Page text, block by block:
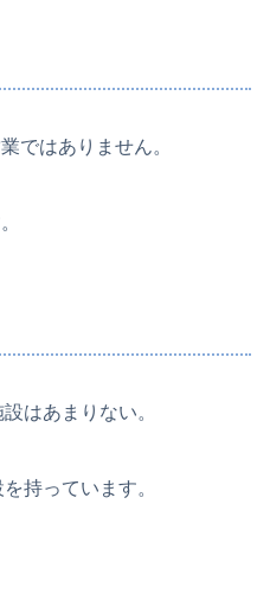
ではありません。
はあまりない。
持っています。